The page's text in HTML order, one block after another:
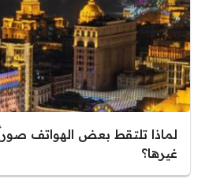
لماذا تلتقط بعض الهواتف
غيرها؟